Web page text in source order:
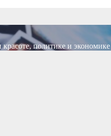
политике и экономике